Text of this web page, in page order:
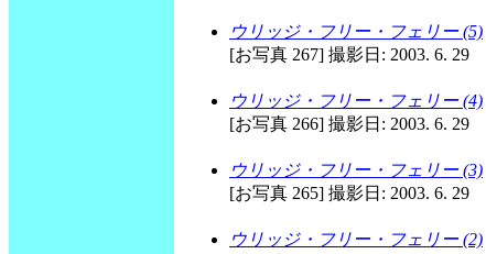
ウリッジ・フリー・フェリー (5)
[お写真 267] 撮影日: 2003. 6. 29
ウリッジ・フリー・フェリー (4)
[お写真 266] 撮影日: 2003. 6. 29
ウリッジ・フリー・フェリー (3)
[お写真 265] 撮影日: 2003. 6. 29
ウリッジ・フリー・フェリー (2)